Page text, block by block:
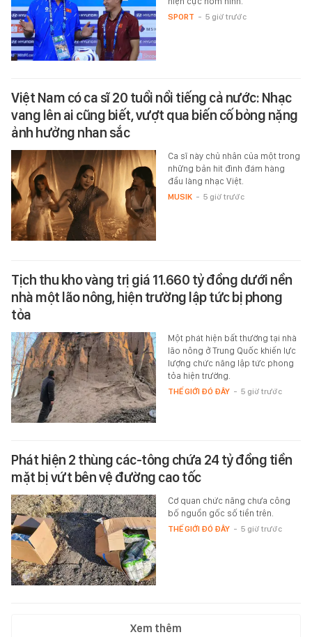
SPORT - 5 giờ trước
Việt Nam có ca sĩ 20 tuổi nổi tiếng cả nước: Nhạc
vang lên ai cũng biết, vượt qua biến cố bỏng nặng
ảnh hưởng nhan sắc
Ca sĩ này chủ nhân của một trong
những bản hit đình đám hàng
đầu làng nhạc Việt.
MUSIK - 5 giờ trước
Tịch thu kho vàng trị giá 11.660 tỷ đồng dưới nền
nhà một lão nông, hiện trường lập tức bị phong
tỏa
Một phát hiện bất thường tại nhà
lão nông ở Trung Quốc khiến lực
lượng chức năng lập tức phong
tỏa hiện trường.
THẾ GIỚI ĐÓ ĐÂY - 5 giờ trước
Phát hiện 2 thùng các-tông chứa 24 tỷ đồng tiền
mặt bị vứt bên vệ đường cao tốc
Cơ quan chức năng chưa công
bố nguồn gốc số tiền trên.
THẾ GIỚI ĐÓ ĐÂY - 5 giờ trước
Xem thêm